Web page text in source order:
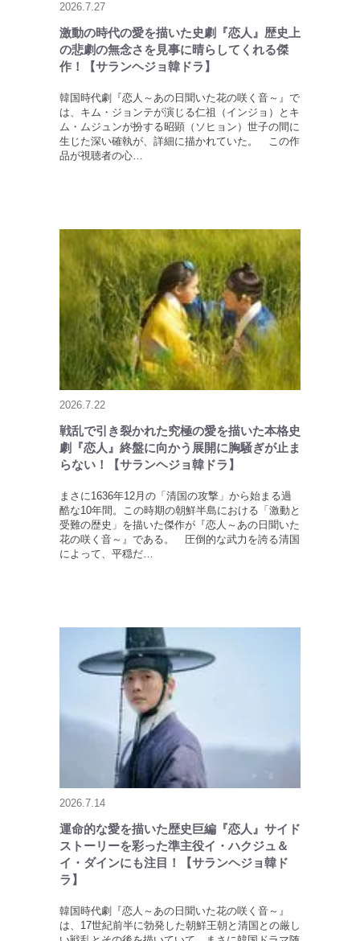
2026.7.27
激動の時代の愛を描いた史劇『恋人』歴史上
の悲劇の無念さを見事に晴らしてくれる傑
作！【サランヘジョ韓ドラ】
韓国時代劇『恋人～あの日聞いた花の咲く音～』で
は、キム・ジョンテが演じる仁祖（インジョ）とキ
ム・ムジュンが扮する昭顕（ソヒョン）世子の間に
生じた深い確執が、詳細に描かれていた。 この作
品が視聴者の心…
2026.7.22
戦乱で引き裂かれた究極の愛を描いた本格史
劇『恋人』終盤に向かう展開に胸騒ぎが止ま
らない！【サランヘジョ韓ドラ】
まさに1636年12月の「清国の攻撃」から始まる過
酷な10年間。この時期の朝鮮半島における「激動と
受難の歴史」を描いた傑作が『恋人～あの日聞いた
花の咲く音～』である。 圧倒的な武力を誇る清国
によって、平穏だ…
2026.7.14
運命的な愛を描いた歴史巨編『恋人』サイド
ストーリーを彩った準主役イ・ハクジュ＆
イ・ダインにも注目！【サランヘジョ韓ド
ラ】
韓国時代劇『恋人～あの日聞いた花の咲く音～』
は、17世紀前半に勃発した朝鮮王朝と清国との厳し